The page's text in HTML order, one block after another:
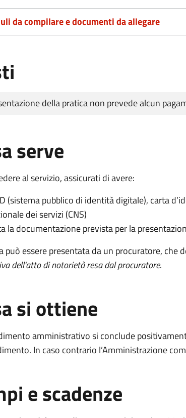
da compilare e documenti da allegare
della pratica non prevede alcun
serve
al servizio, assicurati di avere:
(sistema pubblico di identità digitale), carta
dei servizi (CNS)
la documentazione prevista per la
può essere presentata da un procuratore, che
dell'atto di notorietà resa dal procuratore.
si ottiene
amministrativo si conclude
In caso contrario l’Amministrazione
e scadenze